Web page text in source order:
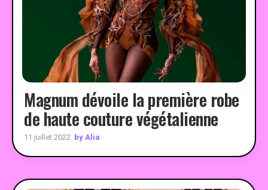
Magnum dévoile la première robe
de haute couture végétalienne
11 juillet 2022 by Alia